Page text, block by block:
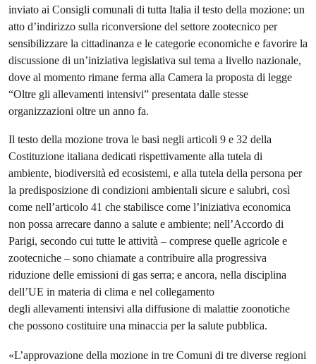
inviato ai Consigli comunali di tutta Italia il testo della mozione: un
atto d’indirizzo sulla riconversione del settore zootecnico per
sensibilizzare la cittadinanza e le categorie economiche e favorire la
discussione di un’iniziativa legislativa sul tema a livello nazionale,
dove al momento rimane ferma alla Camera la proposta di legge
“Oltre gli allevamenti intensivi” presentata dalle stesse
organizzazioni oltre un anno fa.
Il testo della mozione trova le basi negli articoli 9 e 32 della
Costituzione italiana dedicati rispettivamente alla tutela di
ambiente, biodiversità ed ecosistemi, e alla tutela della persona per
la predisposizione di condizioni ambientali sicure e salubri, così
come nell’articolo 41 che stabilisce come l’iniziativa economica
non possa arrecare danno a salute e ambiente; nell’Accordo di
Parigi, secondo cui tutte le attività – comprese quelle agricole e
zootecniche – sono chiamate a contribuire alla progressiva
riduzione delle emissioni di gas serra; e ancora, nella disciplina
dell’UE in materia di clima e nel collegamento
degli allevamenti intensivi alla diffusione di malattie zoonotiche
che possono costituire una minaccia per la salute pubblica.
«L’approvazione della mozione in tre Comuni di tre diverse regioni